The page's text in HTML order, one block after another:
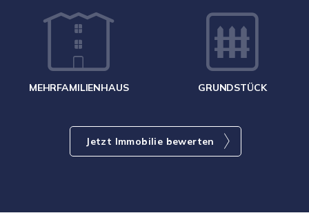
MEHRFAMILIENHAUS GRUNDSTÜCK
Jetzt Immobilie bewerten